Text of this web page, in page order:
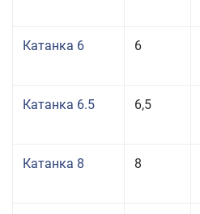
Катанка 6 6
Катанка 6.5 6,5
Катанка 8 8